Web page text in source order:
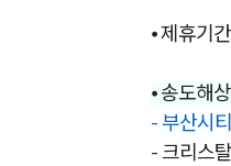
⦁ 제휴기
⦁송도해
- 부산시
- 크리스